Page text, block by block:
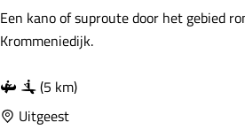
g
d
!
i
n
B
u
c
h
Een kano of suproute door het gebied
Krommeniedijk.
(5 km)
Uitgeest